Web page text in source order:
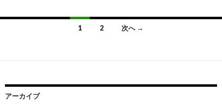
ナ
ゲ
1 2 次へ →
アーカイブ